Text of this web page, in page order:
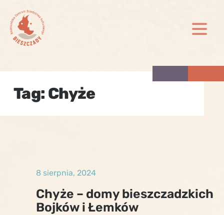
content
Tag: Chyże
8 sierpnia, 2024
Chyże – domy bieszczadzkich
Bojków i Łemków